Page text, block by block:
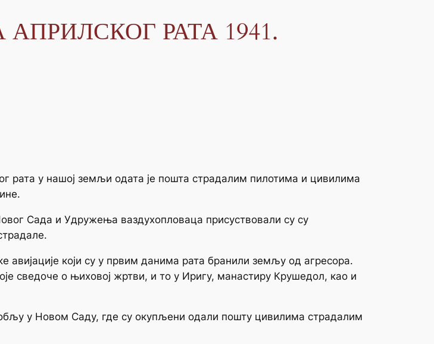
РАТА 1941.
у нашој земљи одата је пошта страдалим пилотима и цивилима
Сада и Удружења ваздухопловаца присуствовали су су
који су у првим данима рата бранили земљу од агресора.
сведоче о њиховој жртви, и то у Иригу, манастиру Крушедол, као и
у Новом Саду, где су окупљени одали пошту цивилима страдалим